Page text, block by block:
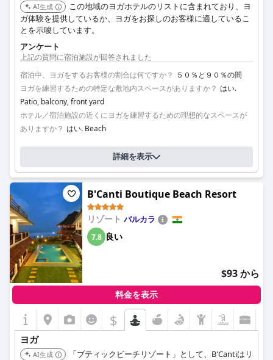
AI生成
この地域のヨガホテルのリストに含まれており、ヨ
ガ体験を提供しているか、ヨガをお探しのお客様に適しているこ
とを示唆しています。
アンケート
上記の質問に宿泊施設が回答されました
宿泊中、ヨガをするお客様の割合は何ですか？ ５０％と９０％の間
ヨガを練習するための特定な敷地内スペースがありますか？ はい.
Patio, balcony, front yard
ホテル／宿泊施設の近くにヨガを練習するための理想的なスペースが
ありますか？ はい. Beach
詳細を表示
B'Canti Boutique Beach Resort
リゾート バルカラ
7.8 良い
$93 から
料金を表示
$
ヨガ
AI生成
「ブティックビーチリゾート」として、B'Cantiはリ